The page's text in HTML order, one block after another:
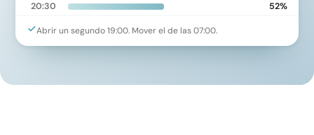
20:30
52%
Abrir un segundo 19:00. Mover el de las 07:00.